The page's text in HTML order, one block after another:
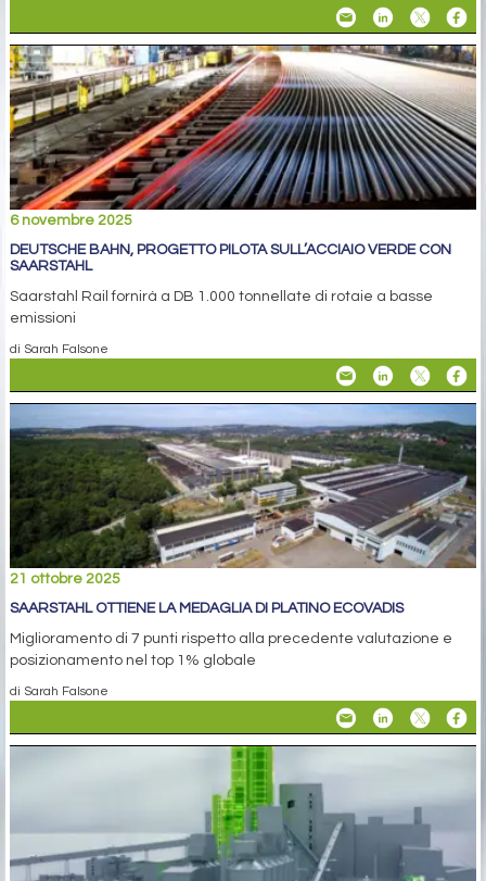
6 novembre 2025
DEUTSCHE BAHN, PROGETTO PILOTA SULL’ACCIAIO VERDE CON
SAARSTAHL
Saarstahl Rail fornirà a DB 1.000 tonnellate di rotaie a basse
emissioni
di Sarah Falsone
21 ottobre 2025
SAARSTAHL OTTIENE LA MEDAGLIA DI PLATINO ECOVADIS
Miglioramento di 7 punti rispetto alla precedente valutazione e
posizionamento nel top 1% globale
di Sarah Falsone